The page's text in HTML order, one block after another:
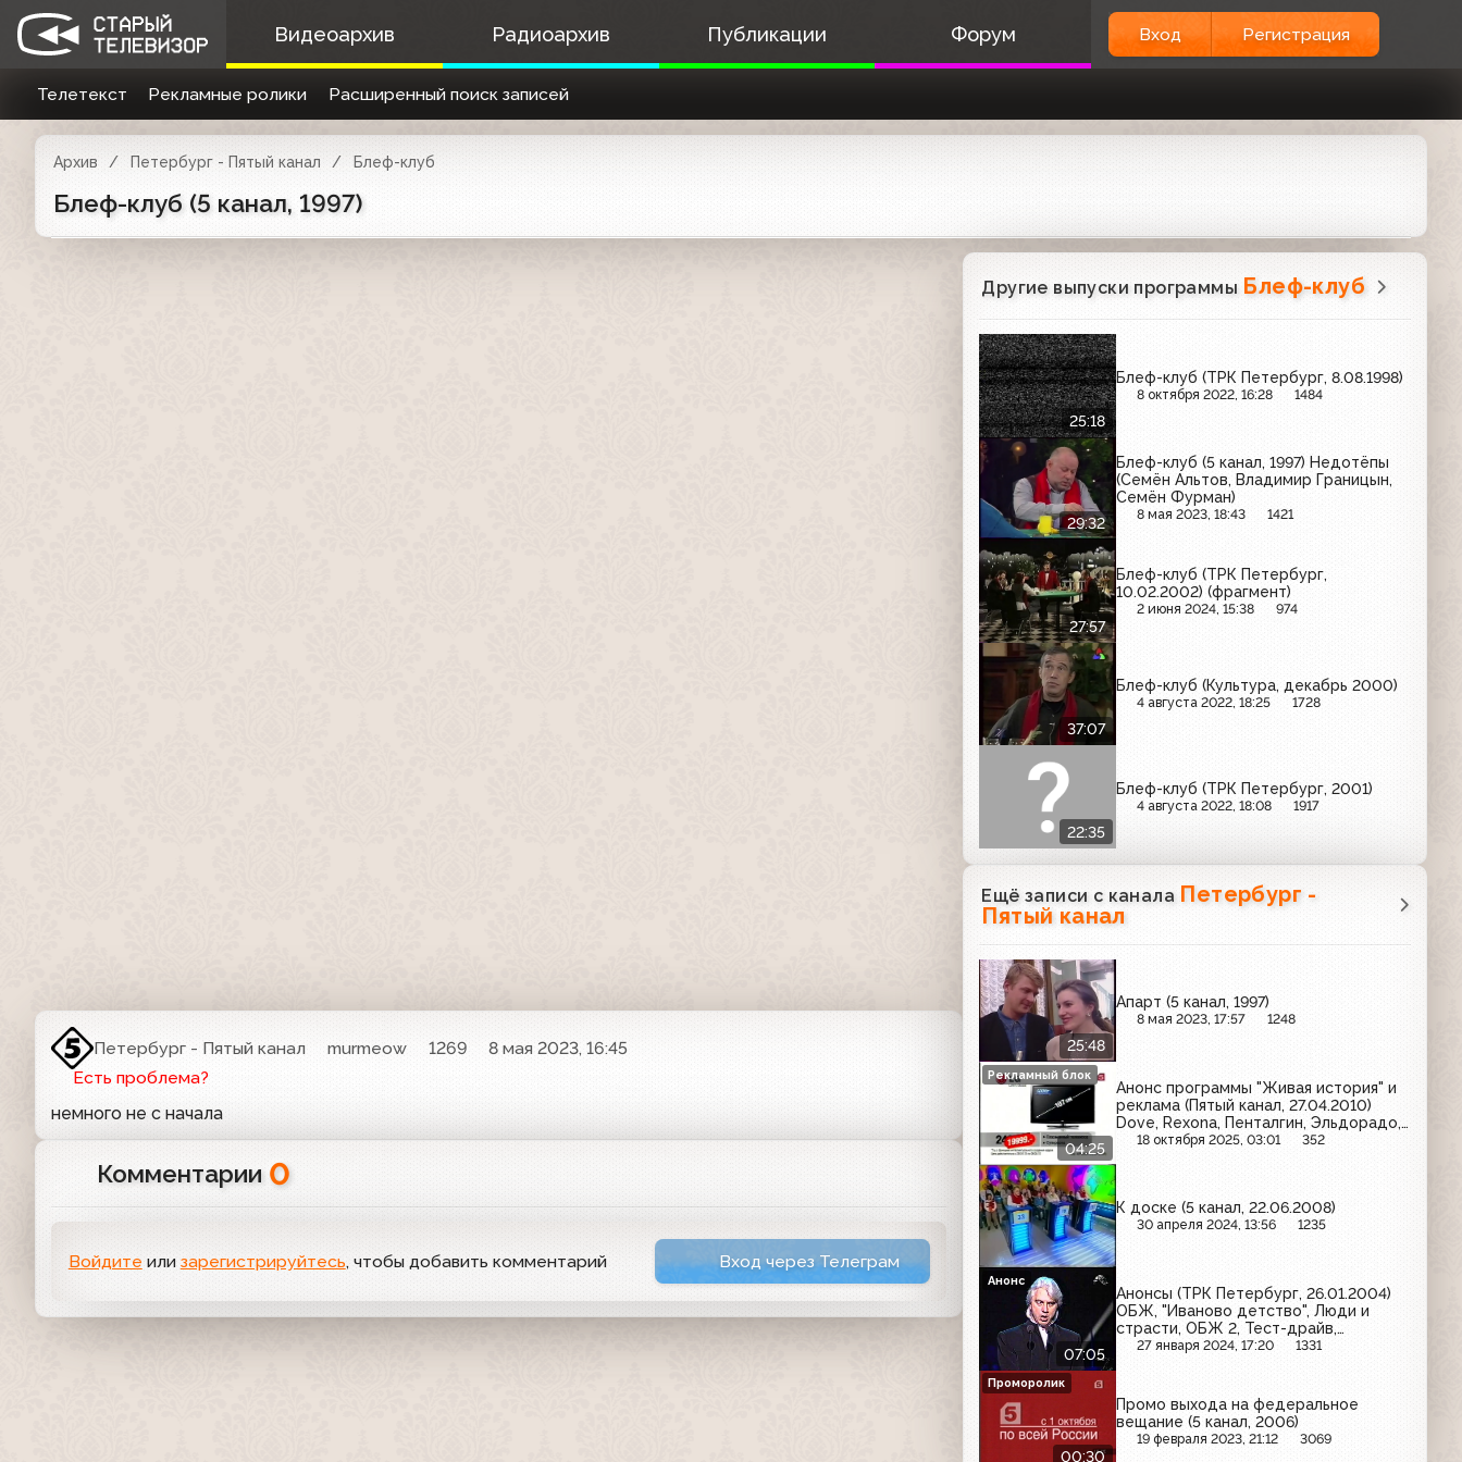
Видеоархив Радиоархив Публикации Форум Вход Регистрация
Телетекст Рекламные ролики Расширенный поиск записей
Архив Петербург - Пятый канал Блеф-клуб
Блеф-клуб (5 канал, 1997)
Петербург - Пятый канал murmeow 1269
8 мая 2023, 16:45
Есть проблема?
немного не с начала
Комментарии 0
Войдите или зарегистрируйтесь, чтобы добавить комментарий Вход через Телеграм
Другие выпуски программы Блеф-клуб
25:18
Блеф-клуб (ТРК Петербург, 8.08.1998)
8 октября 2022, 16:28 1484
29:32
Блеф-клуб (5 канал, 1997) Недотёпы
(Семён Альтов, Владимир Границын,
Семён Фурман)
8 мая 2023, 18:43 1421
27:57
Блеф-клуб (ТРК Петербург,
10.02.2002) (фрагмент)
2 июня 2024, 15:38 974
37:07
Блеф-клуб (Культура, декабрь 2000)
4 августа 2022, 18:25 1728
22:35
Блеф-клуб (ТРК Петербург, 2001)
4 августа 2022, 18:08 1917
Ещё записи с канала Петербург -
Пятый канал
25:48
Апарт (5 канал, 1997)
8 мая 2023, 17:57 1248
04:25
Анонс программы "Живая история" и
реклама (Пятый канал, 27.04.2010)
Dove, Rexona, Пенталгин, Эльдорадо,
Алмагель, MaxFactor, Vanish, Тонгкат,
18 октября 2025, 03:01 352
Рекламный блок
К доске (5 канал, 22.06.2008)
30 апреля 2024, 13:56 1235
07:05
Анонсы (ТРК Петербург, 26.01.2004)
ОБЖ, "Иваново детство", Люди и
страсти, ОБЖ 2, Тест-драйв,
"Дмитрий Хворостовский. Военные
начало, "Paradise Falls"
27 января 2024, 17:20 1331
Анонс
00:30
Промо выхода на федеральное
вещание (5 канал, 2006)
19 февраля 2023, 21:12 3069
Проморолик